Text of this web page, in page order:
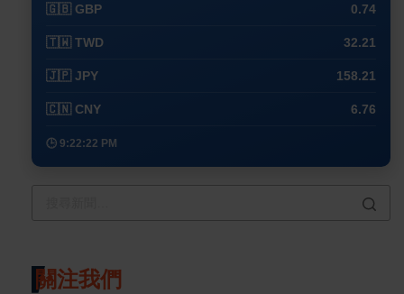
🇬🇧 GBP 0.74
🇹🇼 TWD 32.21
🇯🇵 JPY 158.21
🇨🇳 CNY 6.76
🕒 9:22:22 PM
關注我們